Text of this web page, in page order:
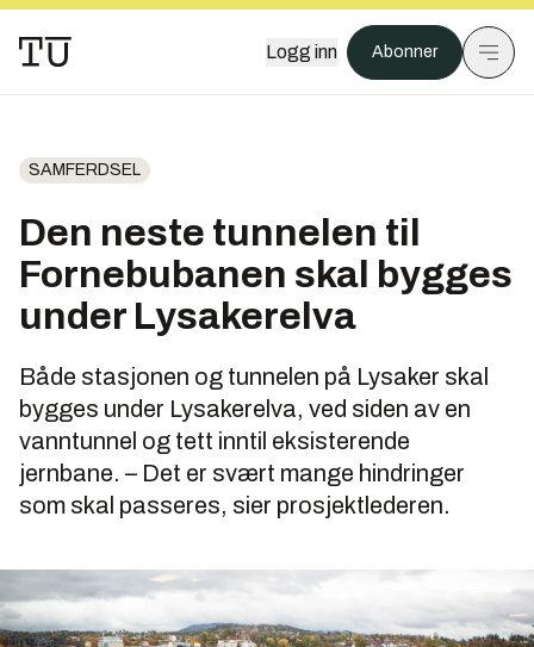
Logg inn Abonner
SAMFERDSEL
Den neste tunnelen til
Fornebubanen skal bygges
under Lysakerelva
Både stasjonen og tunnelen på Lysaker skal
bygges under Lysakerelva, ved siden av en
vanntunnel og tett inntil eksisterende
jernbane. – Det er svært mange hindringer
som skal passeres, sier prosjektlederen.